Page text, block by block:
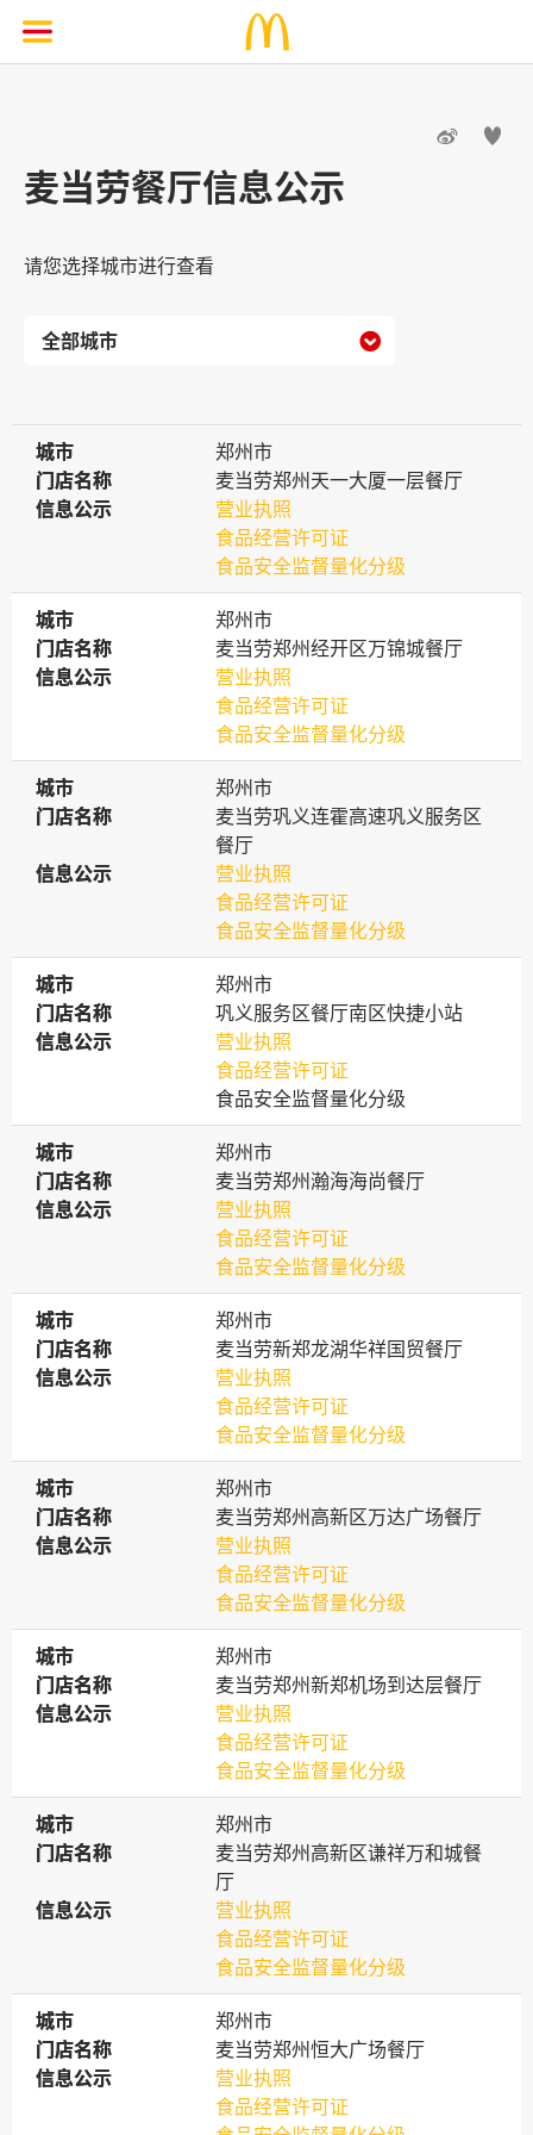
 
麦当劳餐厅信息公示
请您选择城市进行查看

城市
城市
郑州市
门店名称
门店名称
麦当劳郑州天一大厦一层餐厅
信息公示
信息公示
营业执照
食品经营许可证
食品安全监督量化分级
城市
城市
郑州市
门店名称
门店名称
麦当劳郑州经开区万锦城餐厅
信息公示
信息公示
营业执照
食品经营许可证
食品安全监督量化分级
城市
城市
郑州市
门店名称
门店名称
麦当劳巩义连霍高速巩义服务区
餐厅
信息公示
信息公示
营业执照
食品经营许可证
食品安全监督量化分级
城市
城市
郑州市
门店名称
门店名称
巩义服务区餐厅南区快捷小站
信息公示
信息公示
营业执照
食品经营许可证
食品安全监督量化分级
城市
城市
郑州市
门店名称
门店名称
麦当劳郑州瀚海海尚餐厅
信息公示
信息公示
营业执照
食品经营许可证
食品安全监督量化分级
城市
城市
郑州市
门店名称
门店名称
麦当劳新郑龙湖华祥国贸餐厅
信息公示
信息公示
营业执照
食品经营许可证
食品安全监督量化分级
城市
城市
郑州市
门店名称
门店名称
麦当劳郑州高新区万达广场餐厅
信息公示
信息公示
营业执照
食品经营许可证
食品安全监督量化分级
城市
城市
郑州市
门店名称
门店名称
麦当劳郑州新郑机场到达层餐厅
信息公示
信息公示
营业执照
食品经营许可证
食品安全监督量化分级
城市
城市
郑州市
门店名称
门店名称
麦当劳郑州高新区谦祥万和城餐
厅
信息公示
信息公示
营业执照
食品经营许可证
食品安全监督量化分级
城市
城市
郑州市
门店名称
门店名称
麦当劳郑州恒大广场餐厅
信息公示
信息公示
营业执照
食品经营许可证